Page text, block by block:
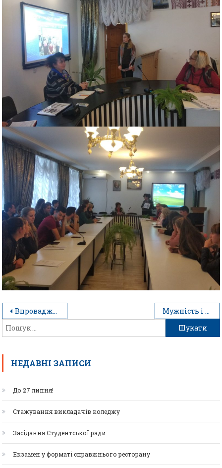
Впровадження дуальної системи освіти за німецькою технологією. Мужність і відвага крізь покоління. Історичний екскурс
НЕДАВНІ ЗАПИСИ
До 27 липня!
Стажування викладачів коледжу
Засідання Студентської ради
Екзамен у форматі справжнього ресторану